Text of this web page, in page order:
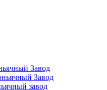
Завод
Завод
завод